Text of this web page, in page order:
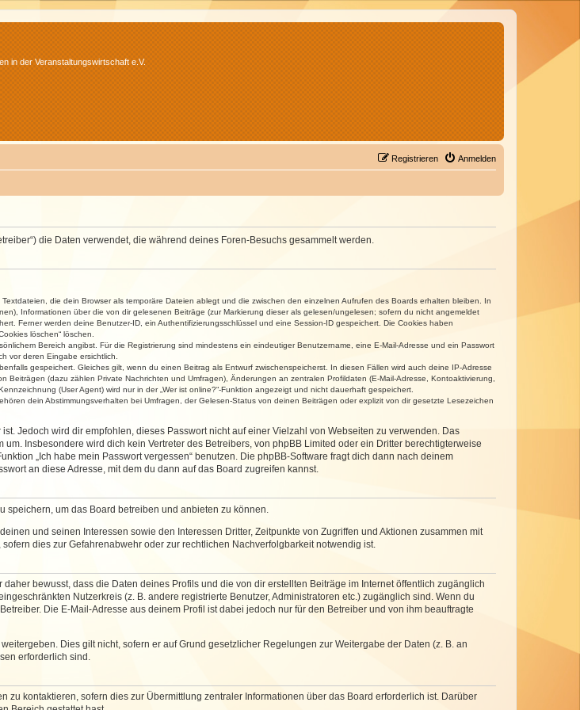
in der Veranstaltungswirtschaft e.V.
Anmelden
Registrieren
die Daten verwendet, die während deines Foren-Besuchs gesammelt werden.
die dein Browser als temporäre Dateien ablegt und die zwischen den einzelnen Aufrufen des Boards erhalten bleiben. In
Informationen über die von dir gelesenen Beiträge (zur Markierung dieser als gelesen/ungelesen; sofern du nicht angemeldet
Ferner werden deine Benutzer-ID, ein Authentifizierungsschlüssel und eine Session-ID gespeichert. Die Cookies haben
löschen“ löschen.
Bereich angibst. Für die Registrierung sind mindestens ein eindeutiger Benutzername, eine E-Mail-Adresse und ein Passwort
vor deren Eingabe ersichtlich.
gespeichert. Gleiches gilt, wenn du einen Beitrag als Entwurf zwischenspeicherst. In diesen Fällen wird auch deine IP-Adresse
(dazu zählen Private Nachrichten und Umfragen), Änderungen an zentralen Profildaten (E-Mail-Adresse, Kontoaktivierung,
(User Agent) wird nur in der „Wer ist online?“-Funktion angezeigt und nicht dauerhaft gespeichert.
dein Abstimmungsverhalten bei Umfragen, der Gelesen-Status von deinen Beiträgen oder explizit von dir gesetzte Lesezeichen
Jedoch wird dir empfohlen, dieses Passwort nicht auf einer Vielzahl von Webseiten zu verwenden. Das
Insbesondere wird dich kein Vertreter des Betreibers, von phpBB Limited oder ein Dritter berechtigterweise
„Ich habe mein Passwort vergessen“ benutzen. Die phpBB-Software fragt dich dann nach deinem
an diese Adresse, mit dem du dann auf das Board zugreifen kannst.
um das Board betreiben und anbieten zu können.
und seinen Interessen sowie den Interessen Dritter, Zeitpunkte von Zugriffen und Aktionen zusammen mit
dies zur Gefahrenabwehr oder zur rechtlichen Nachverfolgbarkeit notwendig ist.
bewusst, dass die Daten deines Profils und die von dir erstellten Beiträge im Internet öffentlich zugänglich
Nutzerkreis (z. B. andere registrierte Benutzer, Administratoren etc.) zugänglich sind. Wenn du
Die E-Mail-Adresse aus deinem Profil ist dabei jedoch nur für den Betreiber und von ihm beauftragte
Dies gilt nicht, sofern er auf Grund gesetzlicher Regelungen zur Weitergabe der Daten (z. B. an
erforderlich sind.
kontaktieren, sofern dies zur Übermittlung zentraler Informationen über das Board erforderlich ist. Darüber